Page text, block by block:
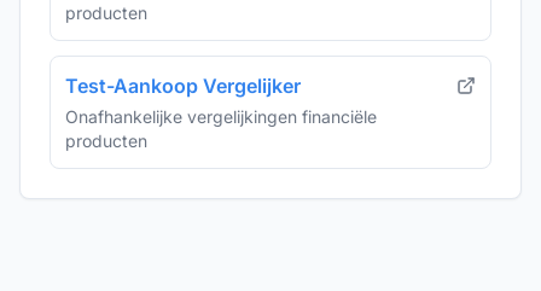
producten
Test-Aankoop Vergelijker
Onafhankelijke vergelijkingen financiële
producten